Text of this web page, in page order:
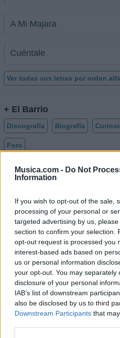
Musica.com - Do Not
Information
If you wish to opt-out of the sale,
processing of your personal or
targeted advertising by us,
section to confirm your selection.
opt-out request is processed you
interest-based ads based on
us or personal information
your opt-out. You may separately
disclosure of your personal
IAB’s list of downstream
also be disclosed by us to third
Downstream Participants that
A Mi Majara
Cuéntale
Ver todas sus letras por orden
+ El Barrio
Discografía Biografía
Foro
Añadir Letra
Biografía de El Barrio
El Barrio: La Historia de
Flamenca
Ranking de El Barrio
El Barrioestá en la
esta semana, su mejor
octubre de 2009.
¿Apoyar a El Barrio?